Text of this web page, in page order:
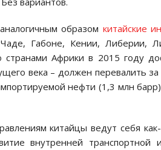
образом китайские
Габоне, Кении, Либерии,
странами Африки в 2015 году
века – должен перевалить
нефти (1,3 млн
китайцы ведут себя
внутренней транспортной